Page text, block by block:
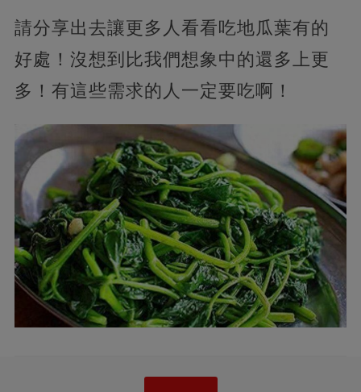
請分享出去讓更多人看看吃地瓜葉有的
好處！沒想到比我們想象中的還多上更
多！有這些需求的人一定要吃啊！